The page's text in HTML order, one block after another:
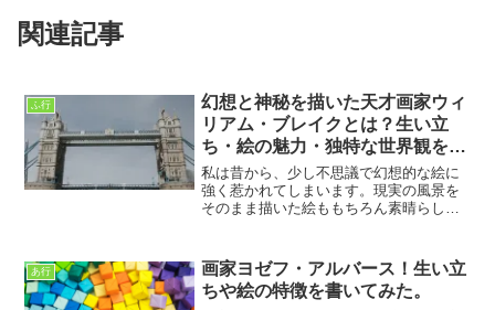
関連記事
ふ行
幻想と神秘を描いた天才画家ウィ
リアム・ブレイクとは？生い立
ち・絵の魅力・独特な世界観をわ
かりやすく解説
私は昔から、少し不思議で幻想的な絵に
強く惹かれてしまいます。現実の風景を
そのまま描いた絵ももちろん素晴らしい
見ると、思わず見入ってしまうのです。
そんな私が最近特に気になっ...
あ行
画家ヨゼフ・アルバース！生い立
ちや絵の特徴を書いてみた。